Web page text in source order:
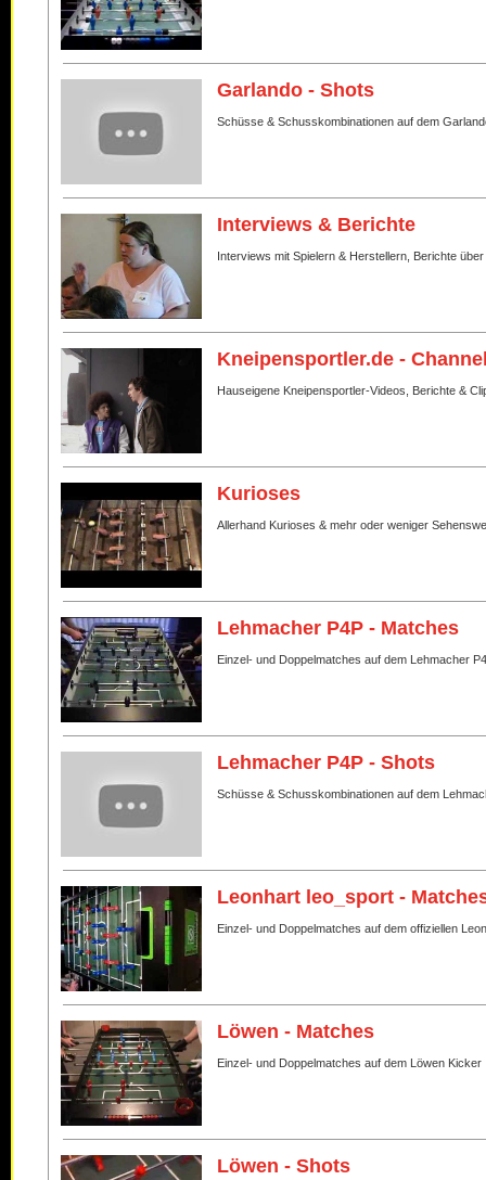
Garlando - Shots
Schüsse & Schusskombinationen auf dem
Interviews & Berichte
Interviews mit Spielern & Herstellern, Berichte
Kneipensportler.de -
Hauseigene Kneipensportler-Videos, Berichte &
Kurioses
Allerhand Kurioses & mehr oder weniger
Lehmacher P4P - Matches
Einzel- und Doppelmatches auf dem Lehmacher
Lehmacher P4P - Shots
Schüsse & Schusskombinationen auf dem
Leonhart leo_sport -
Einzel- und Doppelmatches auf dem offiziellen
Löwen - Matches
Einzel- und Doppelmatches auf dem Löwen Kicker
Löwen - Shots